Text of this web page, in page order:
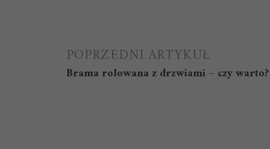
Nawigacja
wpisu
POPRZEDNI ARTYKUŁ
Brama rolowana z drzwiami – czy warto?